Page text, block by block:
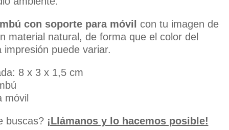
con soporte para móvil con tu imagen de
material natural, de forma que el color del
puede variar.
8 x 3 x 1,5 cm
móvil
buscas? ¡Llámanos y lo hacemos posible!